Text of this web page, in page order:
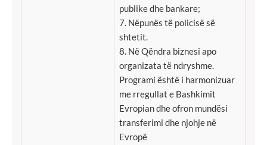
publike dhe bankare;
7. Nëpunës të policisë së
shtetit.
8. Në Qëndra biznesi apo
organizata të ndryshme.
Programi është i harmonizuar
me rregullat e Bashkimit
Evropian dhe ofron mundësi
transferimi dhe njohje në
Evropë